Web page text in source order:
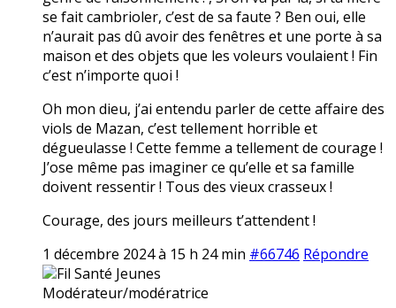
se fait cambrioler, c’est de sa faute ? Ben oui, elle
n’aurait pas dû avoir des fenêtres et une porte à sa
maison et des objets que les voleurs voulaient ! Fin
c’est n’importe quoi !
Oh mon dieu, j’ai entendu parler de cette affaire des
viols de Mazan, c’est tellement horrible et
dégueulasse ! Cette femme a tellement de courage !
J’ose même pas imaginer ce qu’elle et sa famille
doivent ressentir ! Tous des vieux crasseux !
Courage, des jours meilleurs t’attendent !
1 décembre 2024 à 15 h 24 min #66746 Répondre
Fil Santé Jeunes
Modérateur/modératrice